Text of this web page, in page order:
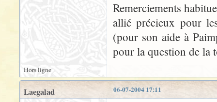
Remerciements
allié précieux pour
(pour son aide à
pour la question de la
Hors ligne
06-07-2004 17:11
Laegalad